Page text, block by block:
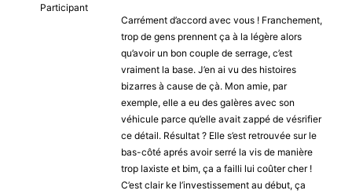
Participant
Carrément d’accord avec vous ! Franchement,
trop de gens prennent ça à la légère alors
qu’avoir un bon couple de serrage, c’est
vraiment la base. J’en ai vu des histoires
bizarres à cause de çà. Mon amie, par
exemple, elle a eu des galères avec son
véhicule parce qu’elle avait zappé de vésrifier
ce détail. Résultat ? Elle s’est retrouvée sur le
bas-côté aprés avoir serré la vis de manière
trop laxiste et bim, ça a failli lui coûter cher !
C’est clair ke l’investissement au début, ça